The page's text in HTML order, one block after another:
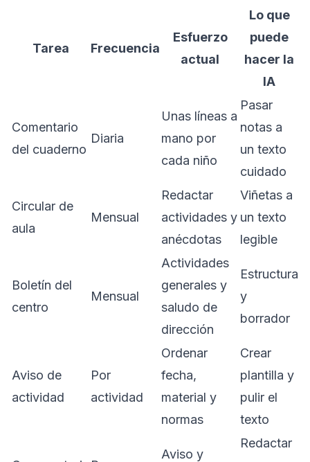
Tarea Frecuencia
Esfuerzo
actual
Lo que
puede
hacer la
IA
Comentario
del cuaderno
Diaria
Unas líneas a
mano por
cada niño
Pasar
notas a
un texto
cuidado
Circular de
aula
Mensual
Redactar
actividades y
anécdotas
Viñetas a
un texto
legible
Boletín del
centro
Mensual
Actividades
generales y
saludo de
dirección
Estructura
y
borrador
Aviso de
actividad
Por
actividad
Ordenar
fecha,
material y
normas
Crear
plantilla y
pulir el
texto
Aviso y
Redactar